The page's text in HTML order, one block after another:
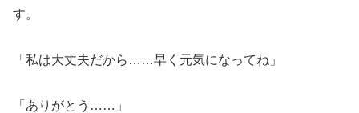
す。
「私は大丈夫だから……早く元気になってね」
「ありがとう……」